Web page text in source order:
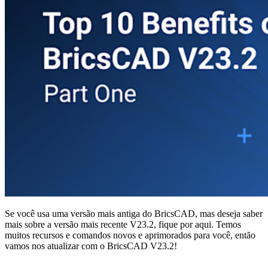
Se você usa uma versão mais antiga do BricsCAD, mas deseja saber
mais sobre a versão mais recente V23.2, fique por aqui. Temos
muitos recursos e comandos novos e aprimorados para você, então
vamos nos atualizar com o BricsCAD V23.2!